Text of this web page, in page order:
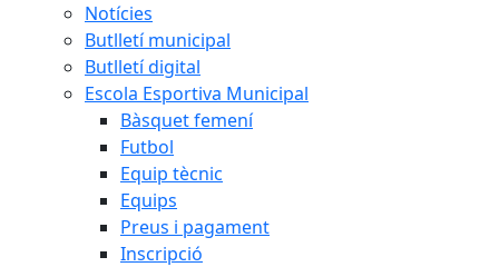
Notícies
Butlletí municipal
Butlletí digital
Escola Esportiva Municipal
Bàsquet femení
Futbol
Equip tècnic
Equips
Preus i pagament
Inscripció